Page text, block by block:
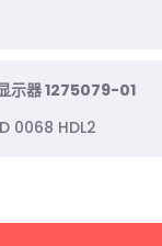
示器 1275079-01
0068 HDL2